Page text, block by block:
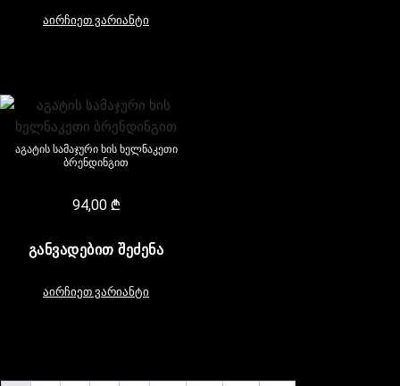
აირჩიეთ ვარიანტი
აგატის სამაჯური ხის ხელნაკეთი
ბრენდინგით
94,00 ₾
ᲒᲐᲜᲕᲐᲓᲔᲑᲘᲗ ᲨᲔᲫᲔᲜᲐ
აირჩიეთ ვარიანტი